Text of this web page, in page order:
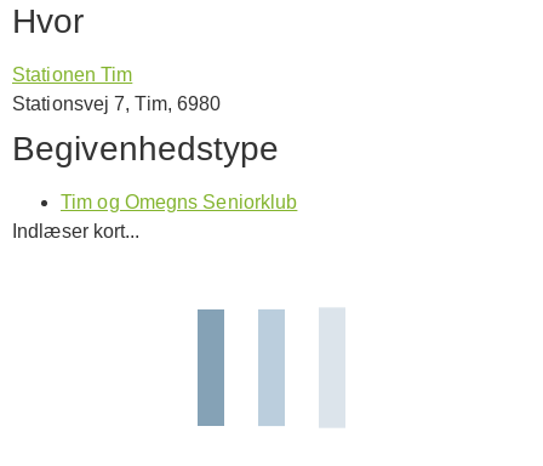
Hvor
Stationen Tim
Stationsvej 7, Tim, 6980
Begivenhedstype
Tim og Omegns Seniorklub
Indlæser kort...